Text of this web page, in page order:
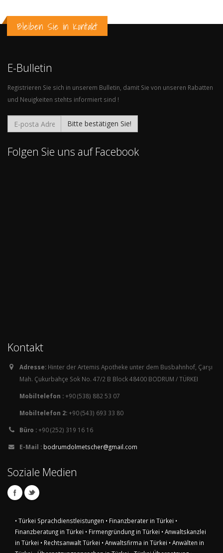
Bleiben Sie in Kontakt
E-Bulletin
Registrieren Sie sich in unserem Bulletin, damit Sie von unseren Rabatten
und Neuigkeiten stehts informiert sind !
Bitte bestätigen Sie!
Folgen Sie uns auf Facebook
Kontakt
Adresse: Hinter der Artemis Apotheke unter dem Busbahnhof, Çarşı
Mah. Çukurbahçe Sok No. 47/2 B Block 48400 BODRUM / TÜRKEI
Mobiltelefon :+90 (538) 882 53 07
Mobiltelefon 2:+90 (543) 693 33 80
Büro :+90 (252) 319 16 16
E-Mail : bodrumdolmetscher@gmail.com
Soziale Medien
• Türkei Sprachdienstleistungen • Finanzberater in Türkei •
Finanzberatung in Türkei • Firmengründung in Türkei • Anwaltskanzlei
in Türkei • Rechtsanwalt Türkei • Anwaltsfirma in Türkei • Anwälten in